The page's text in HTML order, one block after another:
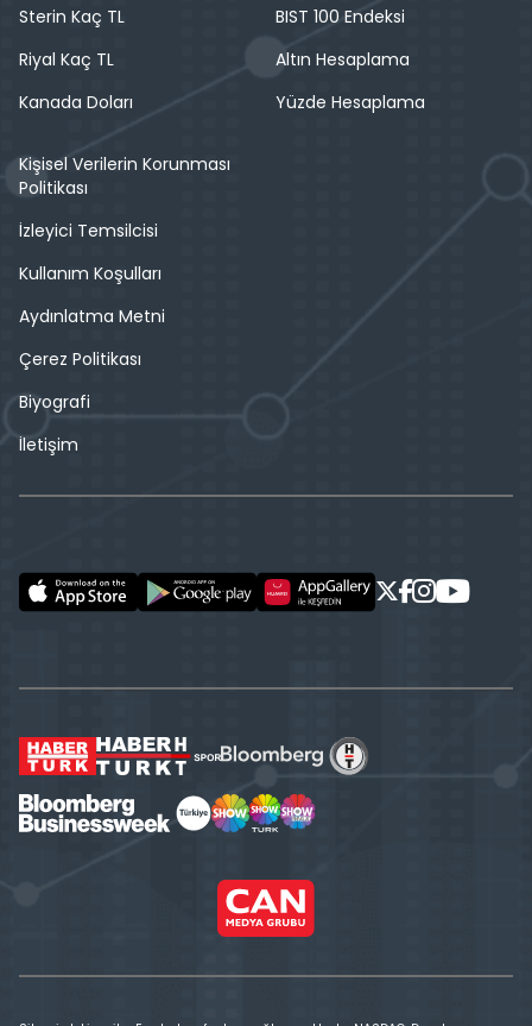
Sterin Kaç TL
Riyal Kaç TL
Kanada Doları
BIST 100 Endeksi
Altın Hesaplama
Yüzde Hesaplama
Kişisel Verilerin Korunması
Politikası
İzleyici Temsilcisi
Kullanım Koşulları
Aydınlatma Metni
Çerez Politikası
Biyografi
İletişim